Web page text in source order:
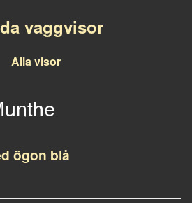
vaggvisor
Alla visor
ögon blå